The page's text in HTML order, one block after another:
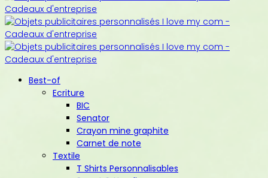
Best-of
Ecriture
BIC
Senator
Crayon mine graphite
Carnet de note
Textile
T Shirts Personnalisables